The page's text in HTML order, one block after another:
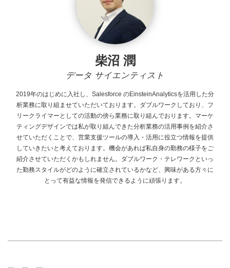
柴沼 潤
データ サイエンティスト
2019年のはじめに入社し、Salesforce のEinsteinAnalyticsを活用した分
析業務に取り組ませていただいております。ダブルワークしており、フ
リークライマーとしての活動の傍ら業務に取り組んでおります。マーケ
ティングデザインでは私が取り組んできた分析業務の活用事例を紹介さ
せていただくことで、営業支援ツールの導入・活用に役立つ情報を提供
していきたいと考えております。機会があれば私自身の勤務の様子をご
紹介させていただくかもしれません。ダブルワーク・テレワークといっ
た勤務スタイルがどのように確立されているかなど、興味がある方々に
とって有益な情報を発信できるように頑張ります。